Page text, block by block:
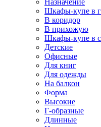
Назначение
Шкафы-купе в
В коридор
В прихожую
Шкафы-купе в
Детские
Офисные
Для книг
Для одежды
На балкон
Форма
Высокие
Г-образные
Длинные